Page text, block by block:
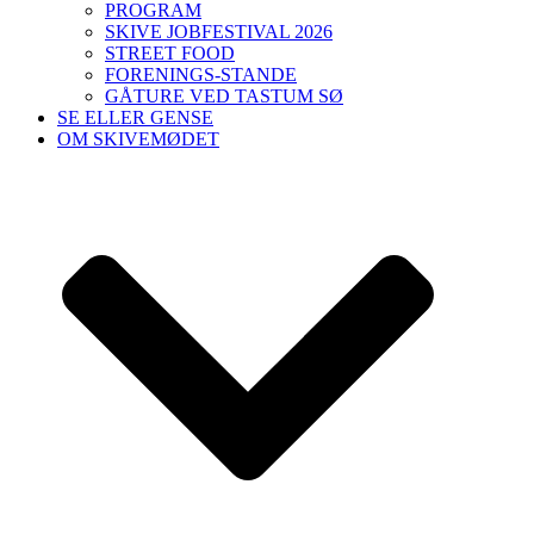
PROGRAM
SKIVE JOBFESTIVAL 2026
STREET FOOD
FORENINGS-STANDE
GÅTURE VED TASTUM SØ
SE ELLER GENSE
OM SKIVEMØDET